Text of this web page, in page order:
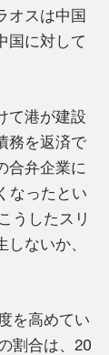
オスは中国
国に対して
て港が建設
務を返済で
合弁企業に
なったとい
うしたスリ
ないか、
を高めてい
割合は、20